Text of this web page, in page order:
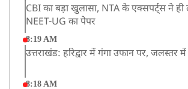
CBI का बड़ा खुलासा, NTA के एक्सपर्ट्स ने ही
NEET-UG का पेपर
8:19 AM
उत्तराखंड: हरिद्वार में गंगा उफान पर, जलस्तर में
8:18 AM